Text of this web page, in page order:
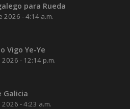
para Rueda
2026 - 4:14 a.m.
Vigo Ye-Ye
- 12:14 p.m.
Galicia
- 4:23 a.m.